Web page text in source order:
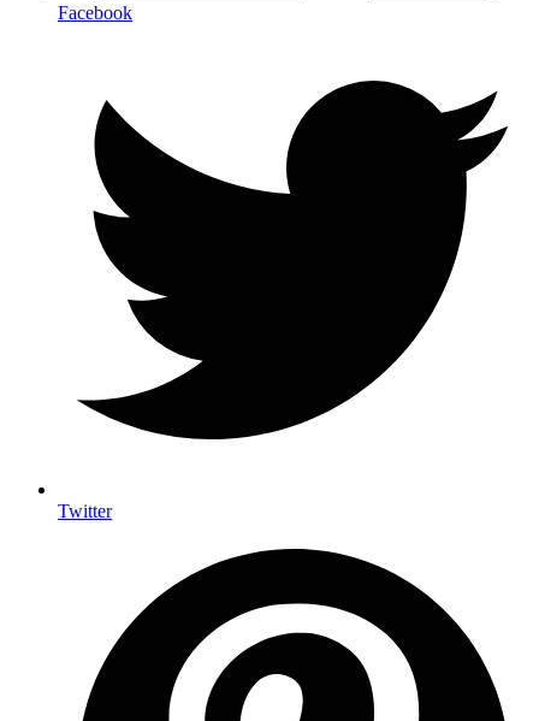
Facebook
Twitter